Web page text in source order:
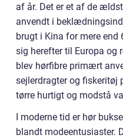
af år. Det er et af de
anvendt i
brugt i Kina for mere end
sig herefter til Europa og
blev hørfibre primært
sejlerdragter og fiskeritøj
tørre hurtigt og modstå
I moderne tid er hør
blandt modeentusiaster.